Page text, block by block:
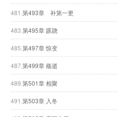
481. 第493章 补第一更
483. 第495章 蹊跷
485. 第497章 惊变
487.第499章 殇逝
489. 第501章 相聚
491. 第503章 入冬